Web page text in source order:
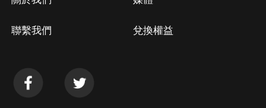
聯繫我們 兌換權益